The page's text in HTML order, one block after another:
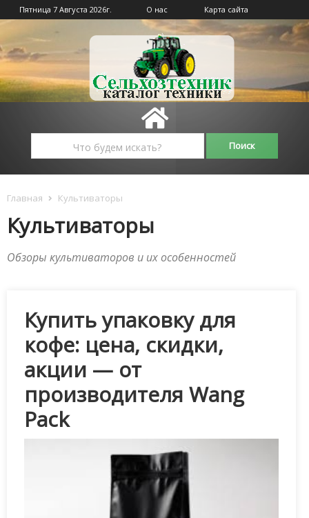
Пятница 7 Августа 2026г. О нас Карта сайта
Главная Культиваторы
Культиваторы
Обзоры культиваторов и их особенностей
Купить упаковку для
кофе: цена, скидки,
акции — от
производителя Wang
Pack